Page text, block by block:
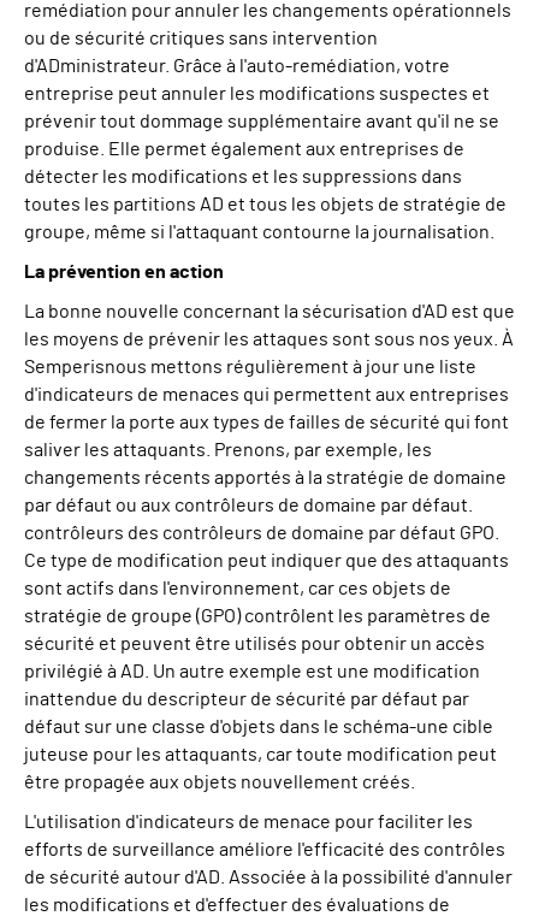
remédiation pour annuler les changements opérationnels
ou de sécurité critiques sans intervention
d'ADministrateur. Grâce à l'auto-remédiation, votre
entreprise peut annuler les modifications suspectes et
prévenir tout dommage supplémentaire avant qu'il ne se
produise. Elle permet également aux entreprises de
détecter les modifications et les suppressions dans
toutes les partitions AD et tous les objets de stratégie de
groupe, même si l'attaquant contourne la journalisation.
La prévention en action
La bonne nouvelle concernant la sécurisation d'AD est que
les moyens de prévenir les attaques sont sous nos yeux. À
Semperisnous mettons régulièrement à jour une liste
d'indicateurs de menaces qui permettent aux entreprises
de fermer la porte aux types de failles de sécurité qui font
saliver les attaquants. Prenons, par exemple, les
changements récents apportés à la stratégie de domaine
par défaut ou aux contrôleurs de domaine par défaut.
contrôleurs des contrôleurs de domaine par défaut GPO
Ce type de modification peut indiquer que des attaquants
sont actifs dans l'environnement, car ces objets de
stratégie de groupe (GPO)contrôlent les paramètres de
sécurité et peuvent être utilisés pour obtenir un accès
privilégié à AD. Un autre exemple est une modification
inattendue du descripteur de sécurité par défaut par
défaut sur une classe d'objets dans le schéma-une cible
juteuse pour les attaquants, car toute modification peut
être propagée aux objets nouvellement créés.
L'utilisation d'indicateurs de menace pour faciliter les
efforts de surveillance améliore l'efficacité des contrôles
de sécurité autour d'AD. Associée à la possibilité d'annuler
les modifications et d'effectuer des évaluations de